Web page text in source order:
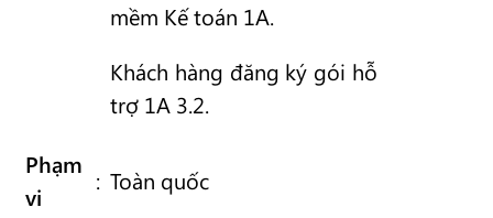
mềm Kế toán 1A.
Khách hàng đăng ký gói hỗ
trợ 1A 3.2.
Phạm
vi
: Toàn quốc